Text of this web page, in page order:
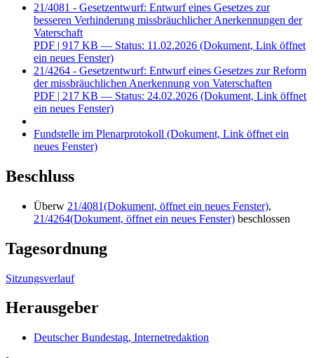
21/4081 - Gesetzentwurf: Entwurf eines Gesetzes zur
besseren Verhinderung missbräuchlicher Anerkennungen der
Vaterschaft
PDF | 917 KB — Status: 11.02.2026 (Dokument, Link öffnet
ein neues Fenster)
21/4264 - Gesetzentwurf: Entwurf eines Gesetzes zur Reform
der missbräuchlichen Anerkennung von Vaterschaften
PDF | 217 KB — Status: 24.02.2026 (Dokument, Link öffnet
ein neues Fenster)
Fundstelle im Plenarprotokoll (Dokument, Link öffnet ein
neues Fenster)
Beschluss
Überw 21/4081(Dokument, öffnet ein neues Fenster),
21/4264(Dokument, öffnet ein neues Fenster) beschlossen
Tagesordnung
Sitzungsverlauf
Herausgeber
Deutscher Bundestag, Internetredaktion